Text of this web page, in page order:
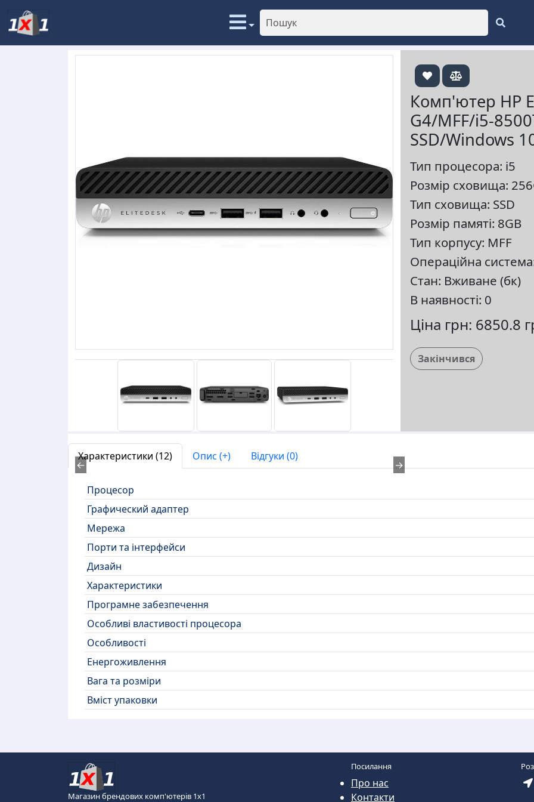
← →
Комп'ютер HP
G4/MFF/i5-
SSD/Windows
Тип процесора: i5
Розмір сховища:
Тип сховища: SSD
Розмір памяті: 8GB
Тип корпусу: MFF
Операційна
Стан: Вживане (бк)
В наявності: 0
Ціна грн: 6850.8
Закінчився
Характеристики (12) Опис (+) Відгуки (0)
Процесор
Графический адаптер
Мережа
Порти та інтерфейси
Дизайн
Характеристики
Програмне забезпечення
Особливі властивості процесора
Особливості
Енергоживлення
Вага та розміри
Вміст упаковки
Магазин брендових комп'ютерів 1х1
Посилання
Про нас
Контакти